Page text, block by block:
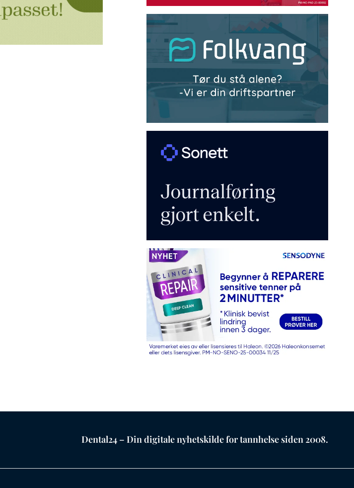
Dental24 – Din digitale nyhetskilde for tannhelse siden 2008.